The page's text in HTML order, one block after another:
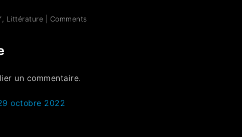
, Littérature Comments
un commentaire.
octobre 2022